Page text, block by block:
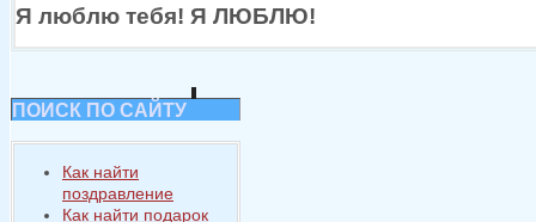
Я люблю тебя! Я ЛЮБЛЮ!
ПОИСК ПО САЙТУ
Как найти
поздравление
Как найти подарок